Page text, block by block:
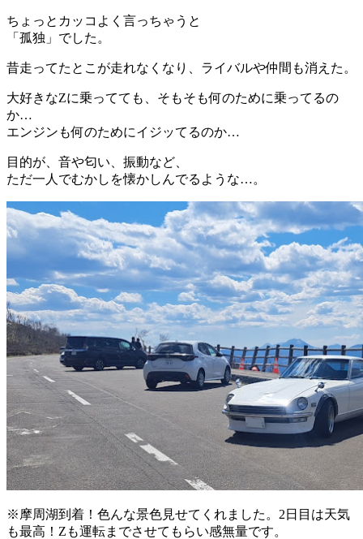
ちょっとカッコよく言っちゃうと
「孤独」でした。
昔走ってたとこが走れなくなり、ライバルや仲間も消えた。
大好きなZに乗ってても、そもそも何のために乗ってるの
か…
エンジンも何のためにイジッてるのか…
目的が、音や匂い、振動など、
ただ一人でむかしを懐かしんでるような…。
※摩周湖到着！色んな景色見せてくれました。2日目は天気
も最高！Zも運転までさせてもらい感無量です。